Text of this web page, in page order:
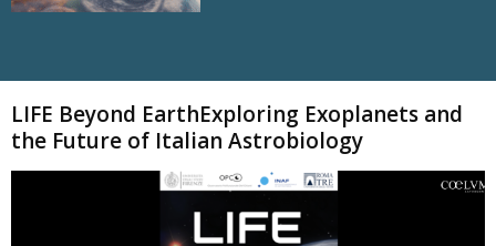
LIFE Beyond EarthExploring Exoplanets and
the Future of Italian Astrobiology